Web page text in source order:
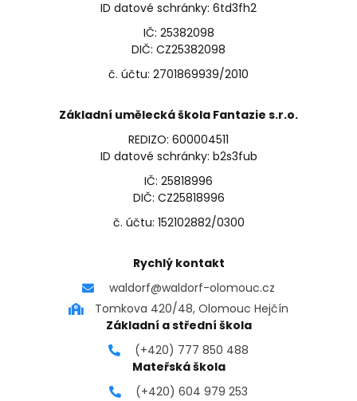
ID datové schránky: 6td3fh2
IČ: 25382098
DIČ: CZ25382098
č. účtu: 2701869939/2010
Základní umělecká škola Fantazie s.r.o.
REDIZO: 600004511
ID datové schránky: b2s3fub
IČ: 25818996
DIČ: CZ25818996
č. účtu: 152102882/0300
Rychlý kontakt
waldorf@waldorf-olomouc.cz
Tomkova 420/48, Olomouc Hejčín
Základní a střední škola
(+420) 777 850 488
Mateřská škola
(+420) 604 979 253